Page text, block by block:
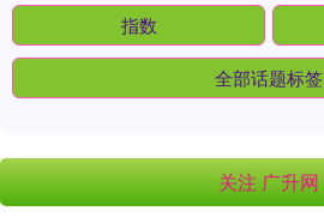
指数
全部话题标签
关注 广升网